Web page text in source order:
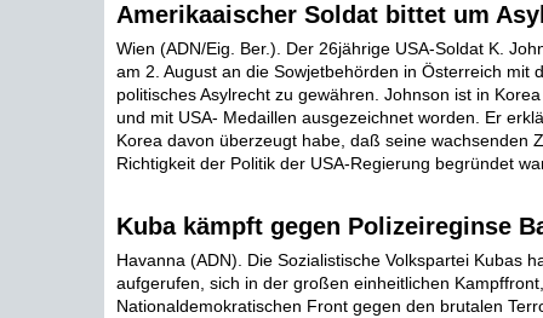
Amerikaaischer Soldat bittet um
Wien (ADN/Eig. Ber.). Der 26jährige USA-Soldat K.
am 2. August an die Sowjetbehörden in Österreich mit
politisches Asylrecht zu gewähren. Johnson ist in
und mit USA- Medaillen ausgezeichnet worden. Er
Korea davon überzeugt habe, daß seine wachsenden
Richtigkeit der Politik der USA-Regierung begründet
Kuba kämpft gegen Polizeireginse
Havanna (ADN). Die Sozialistische Volkspartei Kubas
aufgerufen, sich in der großen einheitlichen
Nationaldemokratischen Front gegen den brutalen